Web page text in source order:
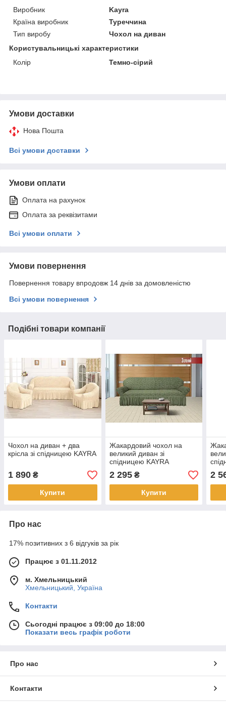
Виробник
Kayra
Країна виробник
Туреччина
Тип виробу
Чохол на диван
Користувальницькі характеристики
Колір
Темно-сірий
Умови доставки
Нова Пошта
Всі умови доставки
Умови оплати
Оплата на рахунок
Оплата за реквізитами
Всі умови оплати
Умови повернення
Повернення товару впродовж 14 днів за домовленістю
Всі умови повернення
Подібні товари компанії
Чохол на диван + два
крісла зі спідницею KAYRA
1 890 ₴
Купити
Жакардовий чохол на
великий диван зі
спідницею KAYRA
2 295₴
Купити
2
Про нас
17% позитивних з 6 відгуків за рік
Працює з 01.11.2012
м. Хмельницький
Хмельницький, Україна
Контакти
Сьогодні працює з 09:00 до 18:00
Показати весь графік роботи
Про нас
Контакти